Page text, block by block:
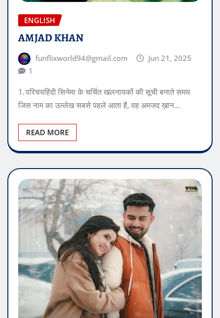
ENGLISH
AMJAD KHAN
funflixworld94@gmail.com
Jun 21, 2025
1
1. परिचयहिंदी सिनेमा के चर्चित खलनायकों की सूची बनाते समय
जिस नाम का उल्लेख सबसे पहले आता है, वह अमजद ख़ान…
READ MORE